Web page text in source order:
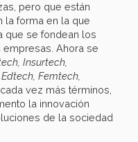
pero que están
la forma en la que
que se fondean los
Ahora se
Insurtech,
Femtech,
vez más términos,
la innovación
de la sociedad